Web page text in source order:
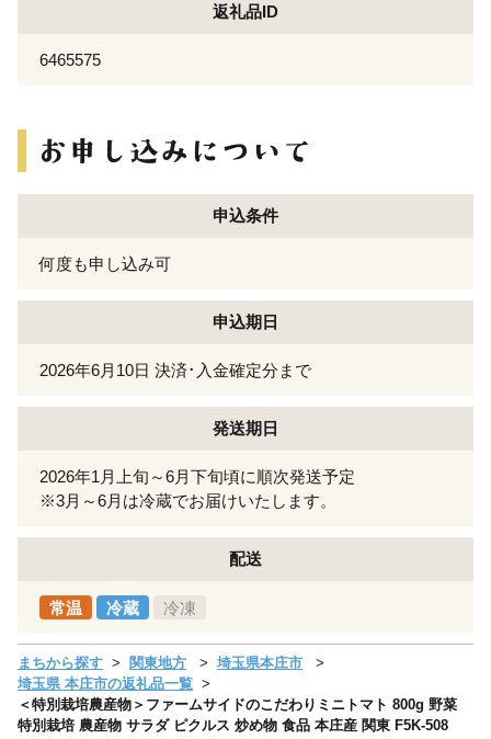
返礼品ID
6465575
申込条件
何度も申し込み可
申込期日
2026年6月10日 決済･入金確定分まで
発送期日
2026年1月上旬～6月下旬頃に順次発送予定
※3月～6月は冷蔵でお届けいたします。
配送
常温 冷蔵 冷凍
まちから探す 関東地方
埼玉県本庄市
埼玉県 本庄市の返礼品一覧
＜特別栽培農産物＞ファームサイドのこだわりミニトマト 800g 野菜
特別栽培 農産物 サラダ ピクルス 炒め物 食品 本庄産 関東 F5K-508